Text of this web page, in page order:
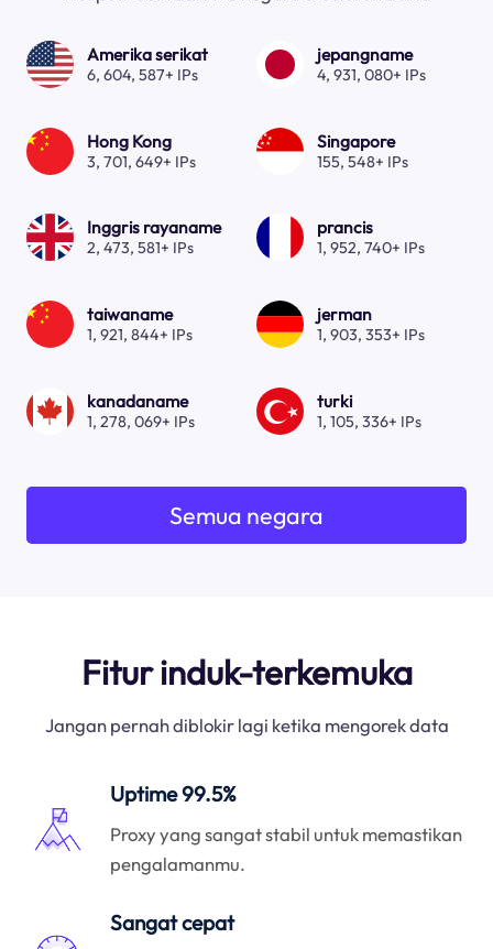
Amerika serikat
6, 604, 587+ IPs
jepangname
4, 931, 080+ IPs
Hong Kong
3, 701, 649+ IPs
Singapore
155, 548+ IPs
Inggris rayaname
2, 473, 581+ IPs
prancis
1, 952, 740+ IPs
taiwaname
1, 921, 844+ IPs
jerman
1, 903, 353+ IPs
kanadaname
1, 278, 069+ IPs
turki
1, 105, 336+ IPs
Semua negara
Fitur induk-terkemuka
Jangan pernah diblokir lagi ketika mengorek data
Uptime 99.5%
Proxy yang sangat stabil untuk memastikan
pengalamanmu.
Sangat cepat